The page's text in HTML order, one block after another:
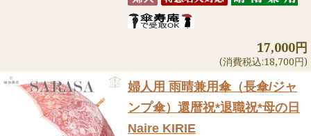
17,000円
(消費税込:18,700円)
婦人用 雨晴兼用傘（長傘/ジャ
ンプ傘） 還暦祝*退職祝*母の日
Naire KIRIE